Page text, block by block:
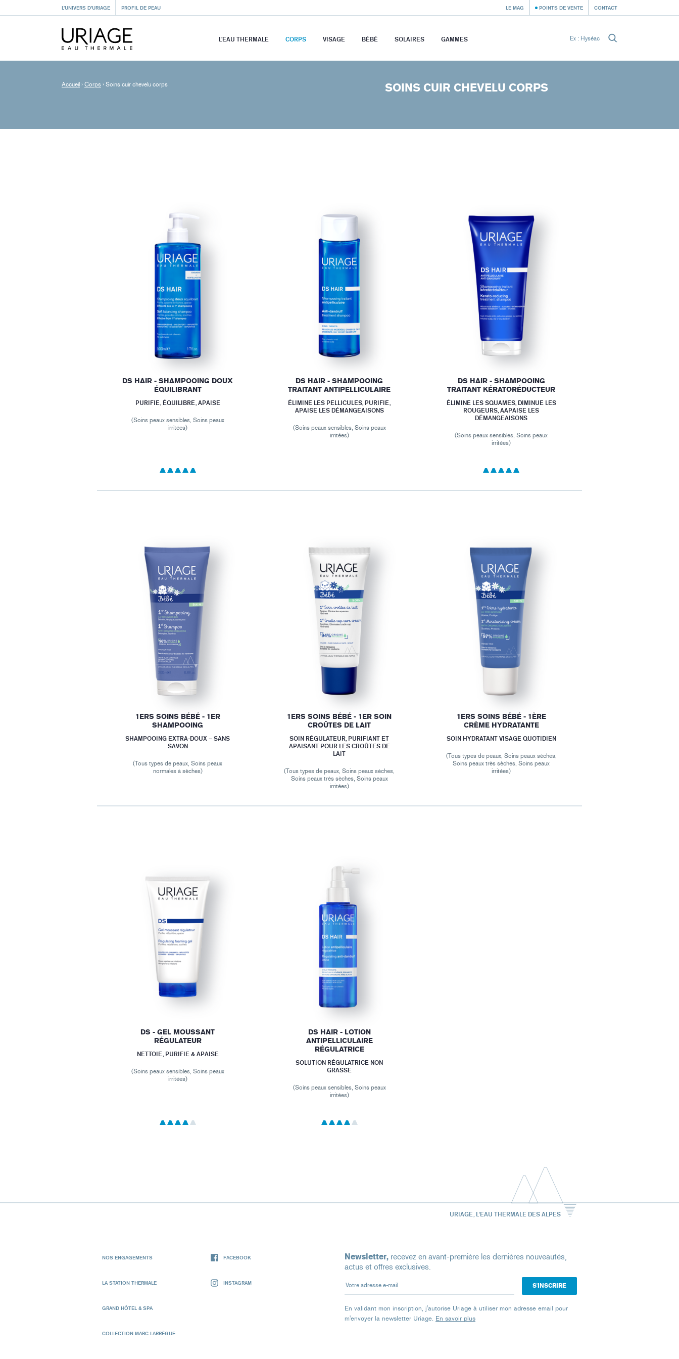
L’UNIVERS D’URIAGE PROFIL DE PEAU LE MAG POINTS DE VENTE CONTACT
L’EAU THERMALE CORPS VISAGE BÉBÉ SOLAIRES GAMMES
Accueil › Corps › Soins cuir chevelu corps SOINS CUIR CHEVELU CORPS
DS HAIR - SHAMPOOING DOUX
ÉQUILIBRANT
PURIFIE, ÉQUILIBRE, APAISE
(Soins peaux sensibles, Soins peaux
irritées)
DS HAIR - SHAMPOOING
TRAITANT ANTIPELLICULAIRE
ÉLIMINE LES PELLICULES, PURIFIE,
APAISE LES DÉMANGEAISONS
(Soins peaux sensibles, Soins peaux
irritées)
DS HAIR - SHAMPOOING
TRAITANT KÉRATORÉDUCTEUR
ÉLIMINE LES SQUAMES, DIMINUE LES
ROUGEURS, AAPAISE LES
DÉMANGEAISONS
(Soins peaux sensibles, Soins peaux
irritées)
1ERS SOINS BÉBÉ - 1ER
SHAMPOOING
SHAMPOOING EXTRA-DOUX – SANS
SAVON
(Tous types de peaux, Soins peaux
normales à sèches)
1ERS SOINS BÉBÉ - 1ER SOIN
CROÛTES DE LAIT
SOIN RÉGULATEUR, PURIFIANT ET
APAISANT POUR LES CROÛTES DE
LAIT
(Tous types de peaux, Soins peaux sèches,
Soins peaux très sèches, Soins peaux
irritées)
1ERS SOINS BÉBÉ - 1ÈRE
CRÈME HYDRATANTE
SOIN HYDRATANT VISAGE QUOTIDIEN
(Tous types de peaux, Soins peaux sèches,
Soins peaux très sèches, Soins peaux
irritées)
DS - GEL MOUSSANT
RÉGULATEUR
NETTOIE, PURIFIE & APAISE
(Soins peaux sensibles, Soins peaux
irritées)
DS HAIR - LOTION
ANTIPELLICULAIRE
RÉGULATRICE
SOLUTION RÉGULATRICE NON
GRASSE
(Soins peaux sensibles, Soins peaux
irritées)
URIAGE, L'EAU THERMALE DES ALPES
NOS ENGAGEMENTS
LA STATION THERMALE
GRAND HÔTEL & SPA
COLLECTION MARC LARRÈGUE
FACEBOOK
INSTAGRAM
Newsletter, recevez en avant-première les dernières nouveautés,
actus et offres exclusives.
Votre adresse e-mail
En validant mon inscription, j'autorise Uriage à utiliser mon adresse email pour
m'envoyer la newsletter Uriage. En savoir plus